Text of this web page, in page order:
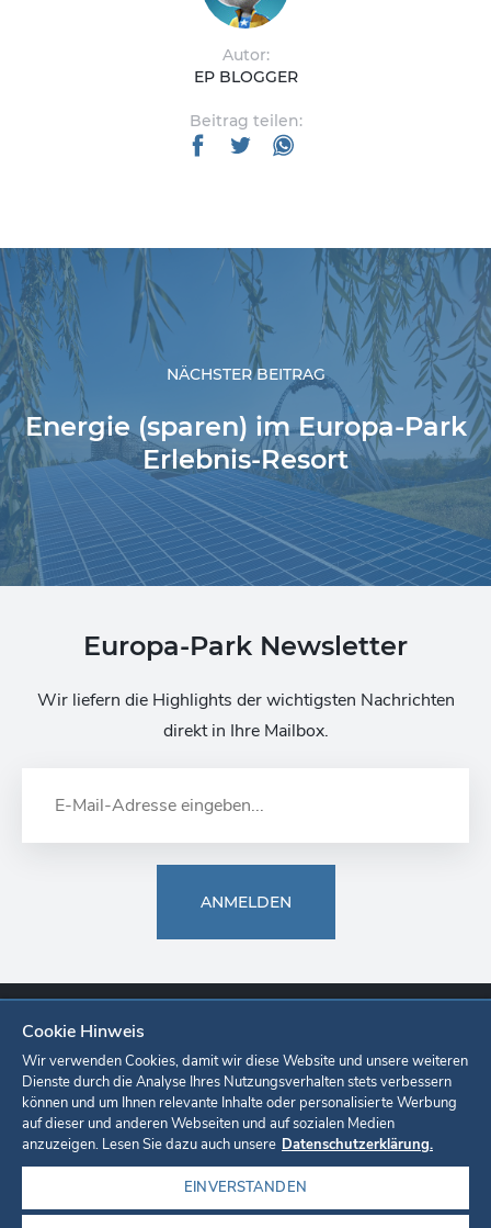
Autor:
EP BLOGGER
Beitrag teilen:
NÄCHSTER BEITRAG
Energie (sparen) im Europa-Park
Erlebnis-Resort
Europa-Park Newsletter
Wir liefern die Highlights der wichtigsten Nachrichten
direkt in Ihre Mailbox.
ANMELDEN
Europa-Park Ticketshop Onlineshop Karriere Unternehmen
Datenschutzerklärung Cookie-Einstellungen Impressum
Cookie Hinweis
Wir verwenden Cookies, damit wir diese Website und unsere weiteren
Dienste durch die Analyse Ihres Nutzungsverhalten stets verbessern
können und um Ihnen relevante Inhalte oder personalisierte Werbung
auf dieser und anderen Webseiten und auf sozialen Medien
anzuzeigen. Lesen Sie dazu auch unsere Datenschutzerklärung.
EINVERSTANDEN